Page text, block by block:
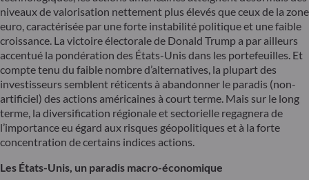
niveaux de valorisation nettement plus élevés que ceux de la zone
euro, caractérisée par une forte instabilité politique et une faible
croissance. La victoire électorale de Donald Trump a par ailleurs
accentué la pondération des États-Unis dans les portefeuilles. Et
compte tenu du faible nombre d’alternatives, la plupart des
investisseurs semblent réticents à abandonner le paradis (non-
artificiel) des actions américaines à court terme. Mais sur le long
terme, la diversification régionale et sectorielle regagnera de
l’importance eu égard aux risques géopolitiques et à la forte
concentration de certains indices actions.
Les États-Unis, un paradis macro-économique